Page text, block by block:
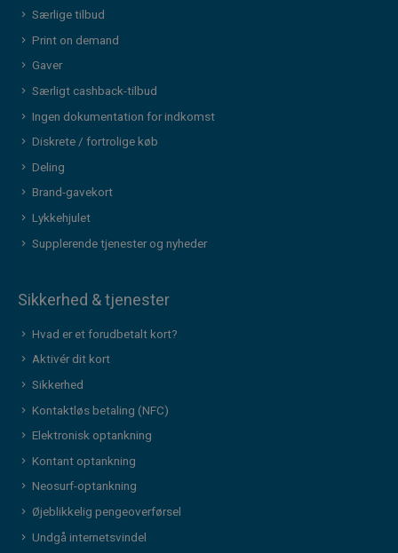
Særlige tilbud
Print on demand
Gaver
Særligt cashback-tilbud
Ingen dokumentation for indkomst
Diskrete / fortrolige køb
Deling
Brand-gavekort
Lykkehjulet
Supplerende tjenester og nyheder
Sikkerhed & tjenester
Hvad er et forudbetalt kort?
Aktivér dit kort
Sikkerhed
Kontaktløs betaling (NFC)
Elektronisk optankning
Kontant optankning
Neosurf-optankning
Øjeblikkelig pengeoverførsel
Undgå internetsvindel